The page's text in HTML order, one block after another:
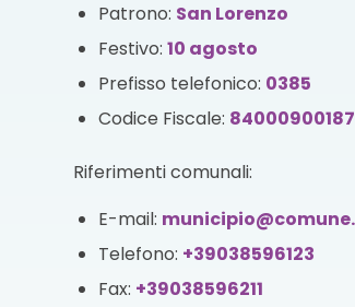
Patrono: San Lorenzo
Festivo: 10 agosto
Prefisso telefonico: 0385
Codice Fiscale: 84000900187
Riferimenti comunali:
E-mail:
Telefono: +39038596123
Fax: +39038596211